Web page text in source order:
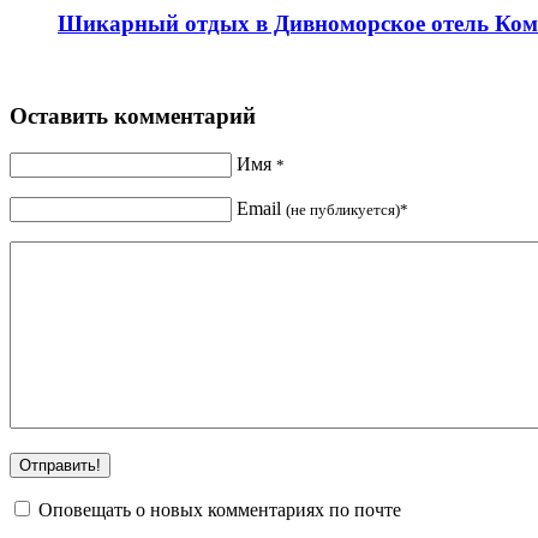
Шикарный отдых в Дивноморское отель
Оставить комментарий
Имя *
Email (не публикуется)*
Оповещать о новых комментариях по почте